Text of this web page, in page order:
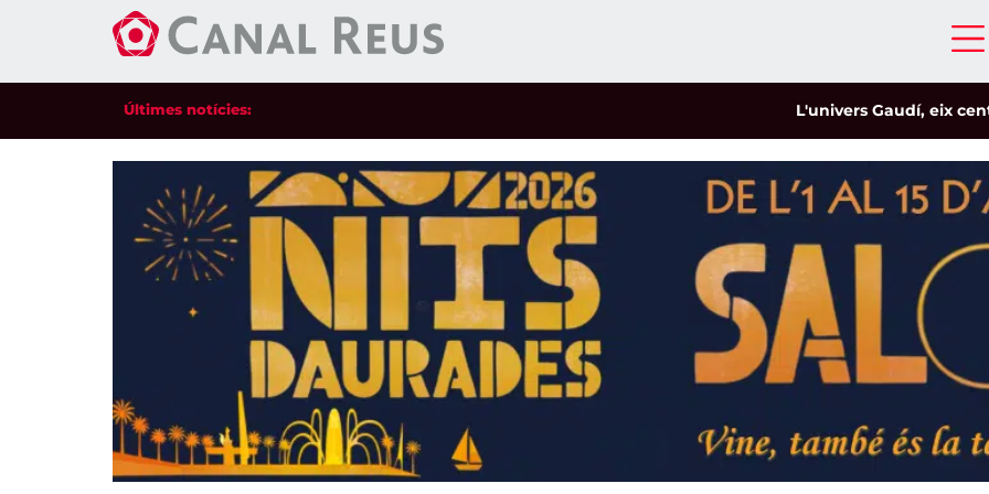
Últimes notícies: L'univers Gaudí, eix central